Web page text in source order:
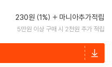
230원 (1%) 마니아추가적립
5만원 이상 구매 시 2천원 추가 적립